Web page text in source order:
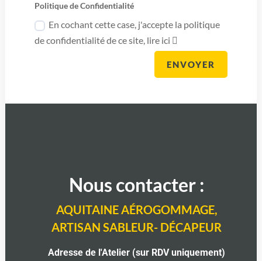
Politique de Confidentialité
En cochant cette case, j'accepte la politique
de confidentialité de ce site, lire ici
ENVOYER
Nous contacter :
AQUITAINE AÉROGOMMAGE,
ARTISAN SABLEUR- DÉCAPEUR
Adresse de l'Atelier (sur RDV uniquement)